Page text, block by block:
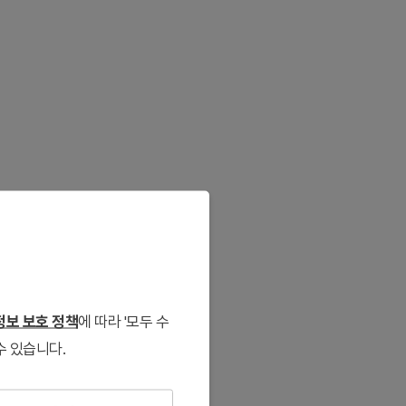
보 보호 정책에 따라 '모두 수
있습니다.